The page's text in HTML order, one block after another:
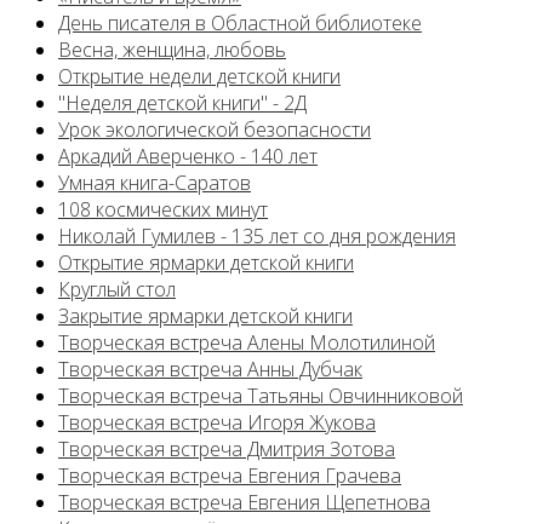
День писателя в Областной библиотеке
Весна, женщина, любовь
Открытие недели детской книги
"Неделя детской книги" - 2Д
Урок экологической безопасности
Аркадий Аверченко - 140 лет
Умная книга-Саратов
108 космических минут
Николай Гумилев - 135 лет со дня рождения
Открытие ярмарки детской книги
Круглый стол
Закрытие ярмарки детской книги
Творческая встреча Алены Молотилиной
Творческая встреча Анны Дубчак
Творческая встреча Татьяны Овчинниковой
Творческая встреча Игоря Жукова
Творческая встреча Дмитрия Зотова
Творческая встреча Евгения Грачева
Творческая встреча Евгения Щепетнова